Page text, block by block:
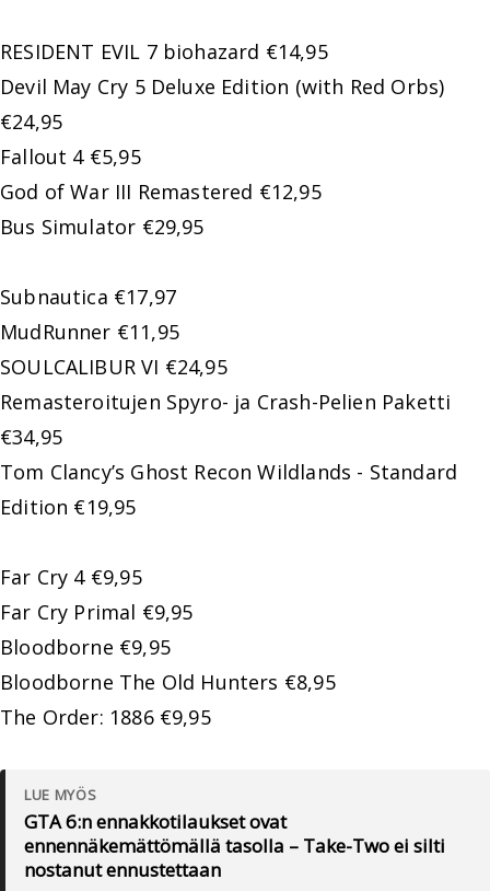
RESIDENT EVIL 7 biohazard €14,95
Devil May Cry 5 Deluxe Edition (with Red Orbs)
€24,95
Fallout 4 €5,95
God of War III Remastered €12,95
Bus Simulator €29,95
Subnautica €17,97
MudRunner €11,95
SOULCALIBUR VI €24,95
Remasteroitujen Spyro- ja Crash-Pelien Paketti
€34,95
Tom Clancy’s Ghost Recon Wildlands - Standard
Edition €19,95
Far Cry 4 €9,95
Far Cry Primal €9,95
Bloodborne €9,95
Bloodborne The Old Hunters €8,95
The Order: 1886 €9,95
LUE MYÖS
GTA 6:n ennakkotilaukset ovat
ennennäkemättömällä tasolla – Take-Two ei silti
nostanut ennustettaan